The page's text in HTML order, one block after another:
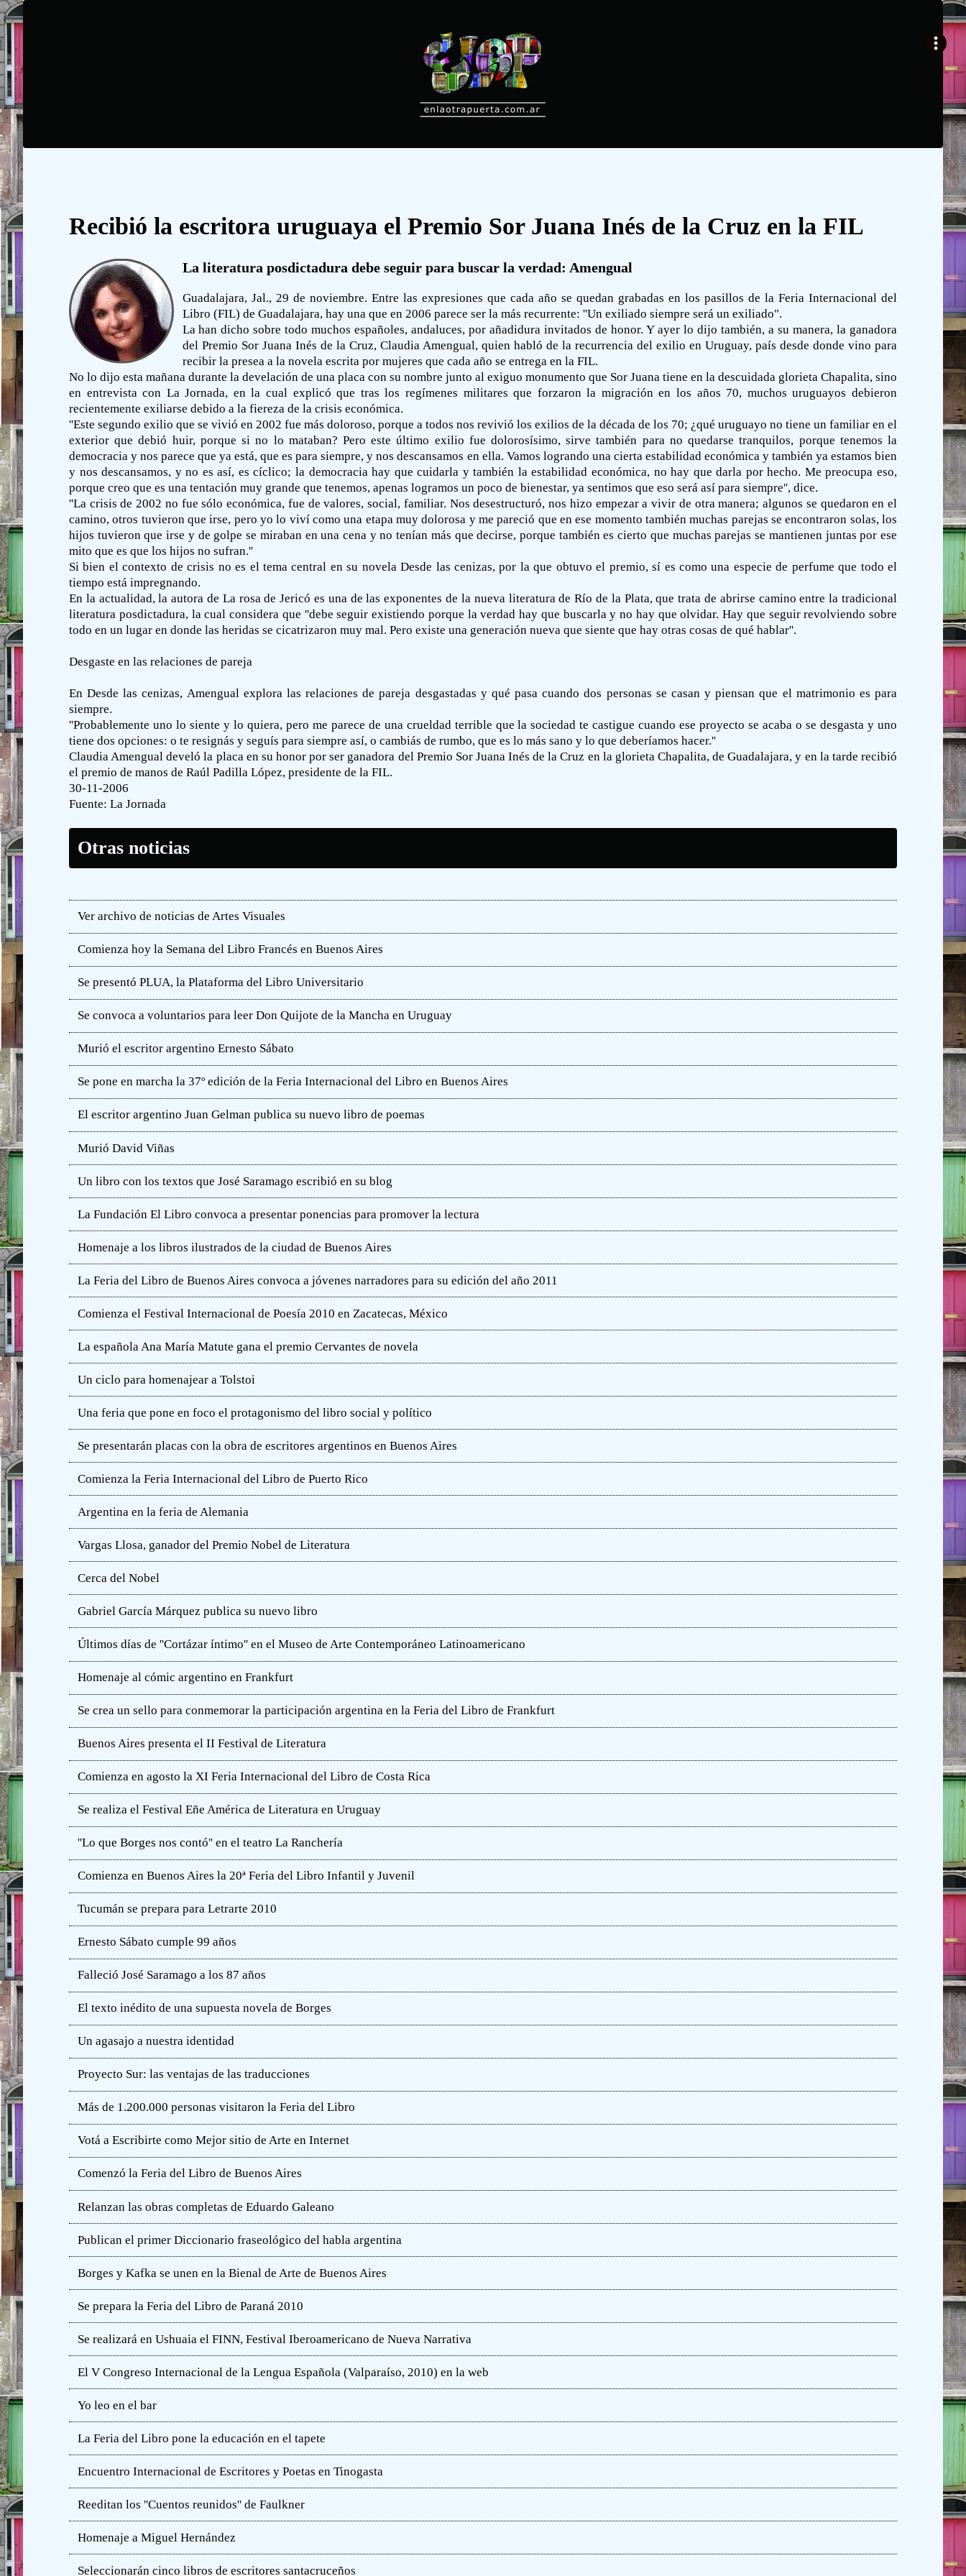
Recibió la escritora uruguaya el Premio Sor Juana Inés de la Cruz en la FIL
La literatura posdictadura debe seguir para buscar la verdad: Amengual
Guadalajara, Jal., 29 de noviembre. Entre las expresiones que cada año se quedan grabadas en los pasillos de la Feria Internacional del
Libro (FIL) de Guadalajara, hay una que en 2006 parece ser la más recurrente: ''Un exiliado siempre será un exiliado".
La han dicho sobre todo muchos españoles, andaluces, por añadidura invitados de honor. Y ayer lo dijo también, a su manera, la ganadora
del Premio Sor Juana Inés de la Cruz, Claudia Amengual, quien habló de la recurrencia del exilio en Uruguay, país desde donde vino para
recibir la presea a la novela escrita por mujeres que cada año se entrega en la FIL.
No lo dijo esta mañana durante la develación de una placa con su nombre junto al exiguo monumento que Sor Juana tiene en la descuidada glorieta Chapalita, sino
en entrevista con La Jornada, en la cual explicó que tras los regímenes militares que forzaron la migración en los años 70, muchos uruguayos debieron
recientemente exiliarse debido a la fiereza de la crisis económica.
''Este segundo exilio que se vivió en 2002 fue más doloroso, porque a todos nos revivió los exilios de la década de los 70; ¿qué uruguayo no tiene un familiar en el
exterior que debió huir, porque si no lo mataban? Pero este último exilio fue dolorosísimo, sirve también para no quedarse tranquilos, porque tenemos la
democracia y nos parece que ya está, que es para siempre, y nos descansamos en ella. Vamos logrando una cierta estabilidad económica y también ya estamos bien
y nos descansamos, y no es así, es cíclico; la democracia hay que cuidarla y también la estabilidad económica, no hay que darla por hecho. Me preocupa eso,
porque creo que es una tentación muy grande que tenemos, apenas logramos un poco de bienestar, ya sentimos que eso será así para siempre'', dice.
''La crisis de 2002 no fue sólo económica, fue de valores, social, familiar. Nos desestructuró, nos hizo empezar a vivir de otra manera; algunos se quedaron en el
camino, otros tuvieron que irse, pero yo lo viví como una etapa muy dolorosa y me pareció que en ese momento también muchas parejas se encontraron solas, los
hijos tuvieron que irse y de golpe se miraban en una cena y no tenían más que decirse, porque también es cierto que muchas parejas se mantienen juntas por ese
mito que es que los hijos no sufran.''
Si bien el contexto de crisis no es el tema central en su novela Desde las cenizas, por la que obtuvo el premio, sí es como una especie de perfume que todo el
tiempo está impregnando.
En la actualidad, la autora de La rosa de Jericó es una de las exponentes de la nueva literatura de Río de la Plata, que trata de abrirse camino entre la tradicional
literatura posdictadura, la cual considera que ''debe seguir existiendo porque la verdad hay que buscarla y no hay que olvidar. Hay que seguir revolviendo sobre
todo en un lugar en donde las heridas se cicatrizaron muy mal. Pero existe una generación nueva que siente que hay otras cosas de qué hablar''.
Desgaste en las relaciones de pareja
En Desde las cenizas, Amengual explora las relaciones de pareja desgastadas y qué pasa cuando dos personas se casan y piensan que el matrimonio es para
siempre.
''Probablemente uno lo siente y lo quiera, pero me parece de una crueldad terrible que la sociedad te castigue cuando ese proyecto se acaba o se desgasta y uno
tiene dos opciones: o te resignás y seguís para siempre así, o cambiás de rumbo, que es lo más sano y lo que deberíamos hacer.''
Claudia Amengual develó la placa en su honor por ser ganadora del Premio Sor Juana Inés de la Cruz en la glorieta Chapalita, de Guadalajara, y en la tarde recibió
el premio de manos de Raúl Padilla López, presidente de la FIL.
30-11-2006
Fuente: La Jornada
Otras noticias
Ver archivo de noticias de Artes Visuales
Comienza hoy la Semana del Libro Francés en Buenos Aires
Se presentó PLUA, la Plataforma del Libro Universitario
Se convoca a voluntarios para leer Don Quijote de la Mancha en Uruguay
Murió el escritor argentino Ernesto Sábato
Se pone en marcha la 37º edición de la Feria Internacional del Libro en Buenos Aires
El escritor argentino Juan Gelman publica su nuevo libro de poemas
Murió David Viñas
Un libro con los textos que José Saramago escribió en su blog
La Fundación El Libro convoca a presentar ponencias para promover la lectura
Homenaje a los libros ilustrados de la ciudad de Buenos Aires
La Feria del Libro de Buenos Aires convoca a jóvenes narradores para su edición del año 2011
Comienza el Festival Internacional de Poesía 2010 en Zacatecas, México
La española Ana María Matute gana el premio Cervantes de novela
Un ciclo para homenajear a Tolstoi
Una feria que pone en foco el protagonismo del libro social y político
Se presentarán placas con la obra de escritores argentinos en Buenos Aires
Comienza la Feria Internacional del Libro de Puerto Rico
Argentina en la feria de Alemania
Vargas Llosa, ganador del Premio Nobel de Literatura
Cerca del Nobel
Gabriel García Márquez publica su nuevo libro
Últimos días de ''Cortázar íntimo'' en el Museo de Arte Contemporáneo Latinoamericano
Homenaje al cómic argentino en Frankfurt
Se crea un sello para conmemorar la participación argentina en la Feria del Libro de Frankfurt
Buenos Aires presenta el II Festival de Literatura
Comienza en agosto la XI Feria Internacional del Libro de Costa Rica
Se realiza el Festival Eñe América de Literatura en Uruguay
''Lo que Borges nos contó'' en el teatro La Ranchería
Comienza en Buenos Aires la 20ª Feria del Libro Infantil y Juvenil
Tucumán se prepara para Letrarte 2010
Ernesto Sábato cumple 99 años
Falleció José Saramago a los 87 años
El texto inédito de una supuesta novela de Borges
Un agasajo a nuestra identidad
Proyecto Sur: las ventajas de las traducciones
Más de 1.200.000 personas visitaron la Feria del Libro
Votá a Escribirte como Mejor sitio de Arte en Internet
Comenzó la Feria del Libro de Buenos Aires
Relanzan las obras completas de Eduardo Galeano
Publican el primer Diccionario fraseológico del habla argentina
Borges y Kafka se unen en la Bienal de Arte de Buenos Aires
Se prepara la Feria del Libro de Paraná 2010
Se realizará en Ushuaia el FINN, Festival Iberoamericano de Nueva Narrativa
El V Congreso Internacional de la Lengua Española (Valparaíso, 2010) en la web
Yo leo en el bar
La Feria del Libro pone la educación en el tapete
Encuentro Internacional de Escritores y Poetas en Tinogasta
Reeditan los ''Cuentos reunidos'' de Faulkner
Homenaje a Miguel Hernández
Seleccionarán cinco libros de escritores santacruceños